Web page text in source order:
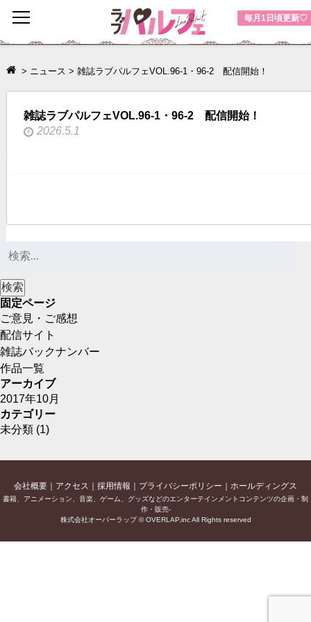
毎月1日頃更新♡
toggle
navigation
> ニュース > 雑誌ラブパルフェVOL.96-1・96-2 配信開始！
雑誌ラブパルフェVOL.96-1・96-2 配信開始！
2026.5.1
固定ページ
ご意見・ご感想
配信サイト
雑誌バックナンバー
作品一覧
アーカイブ
2017年10月
カテゴリー
未分類 (1)
会社概要 アクセス 採用情報 プライバシーポリシー ホールディングス
書籍、アニメーション、音楽、ゲーム、グッズなどのエンターテインメントコンテンツの企画・制
作・販売-
株式会社オーバーラップ © OVERLAP,inc All Rights reserved